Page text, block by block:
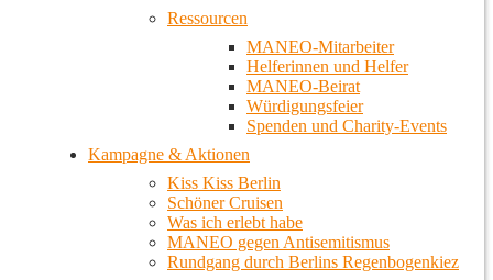
Ressourcen
MANEO-Mitarbeiter
Helferinnen und Helfer
MANEO-Beirat
Würdigungsfeier
Spenden und Charity-Events
Kampagne & Aktionen
Kiss Kiss Berlin
Schöner Cruisen
Was ich erlebt habe
MANEO gegen Antisemitismus
Rundgang durch Berlins Regenbogenkiez